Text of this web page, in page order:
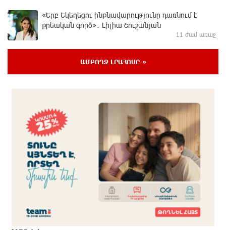
«Երբ Եկեղեցու ինքնավարությունը դառնում է
քրեական գործ»․ Լիլիա Շուշանյան
11 ժամ առաջ
Կաթողիկոսի դատը. Ինչո՞ւ է ՌԴ-ն
սահմանափակումներ կիրառել․ ԵԱՏՄ կոլապսը.
Հեշտ չէ կաթողիկոս դատելը, անգամ
դատավորներն են հրաժարվում, հասկանում են, որ
հետևանք կունենա
19 ժամ առաջ
Սխալ հարցից ճիշտ պատասխան չի ծնվում. Մհեր
ԱՄԲՈՂՋ ԼՐԱՀՈՍԸ »